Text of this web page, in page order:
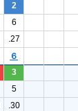
2
6
.27
６
3
5
.30